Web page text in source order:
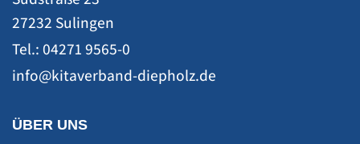
27232 Sulingen
Tel.: 04271 9565-0
ÜBER UNS